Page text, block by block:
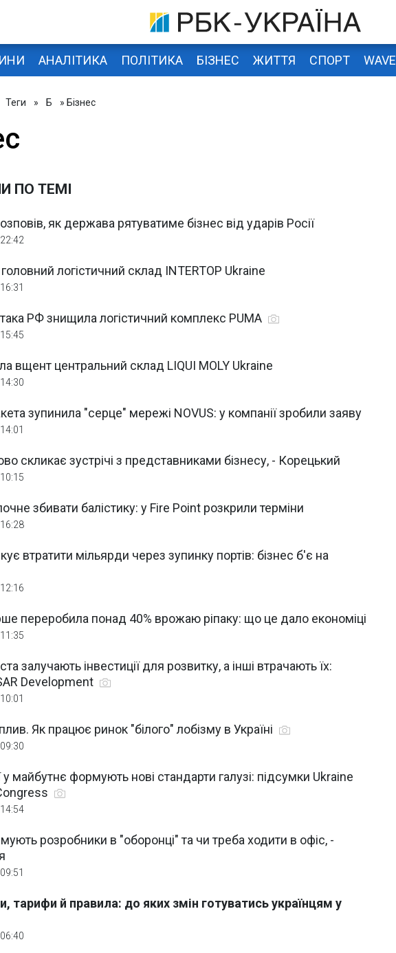
АНАЛІТИКА ПОЛІТИКА БІЗНЕС ЖИТТЯ СПОРТ WAVE
Теги » Б » Бізнес
ПО ТЕМІ
як держава рятуватиме бізнес від ударів Росії
логістичний склад INTERTOP Ukraine
РФ знищила логістичний комплекс PUMA
вщент центральний склад LIQUI MOLY Ukraine
зупинила "серце" мережі NOVUS: у компанії зробили заяву
скликає зустрічі з представниками бізнесу, - Корецький
збивати балістику: у Fire Point розкрили терміни
втратити мільярди через зупинку портів: бізнес б'є на
переробила понад 40% врожаю ріпаку: що це дало економіці
залучають інвестиції для розвитку, а інші втрачають їх:
Development
Як працює ринок "білого" лобізму в Україні
у майбутнє формують нові стандарти галузі: підсумки Ukraine
розробники в "оборонці" та чи треба ходити в офіс, -
тарифи й правила: до яких змін готуватись українцям у